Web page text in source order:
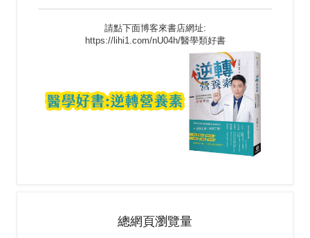
請點下面博客來書店網址:
https://lihi1.com/nU04h/醫學類好書
總網頁瀏覽量